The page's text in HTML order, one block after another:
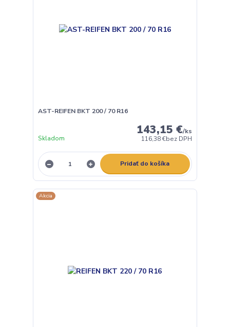
AST-REIFEN BKT 200 / 70 R16
143,15 €/ks
116,38 €bez DPH
Skladom
Pridať do košíka
Akcia